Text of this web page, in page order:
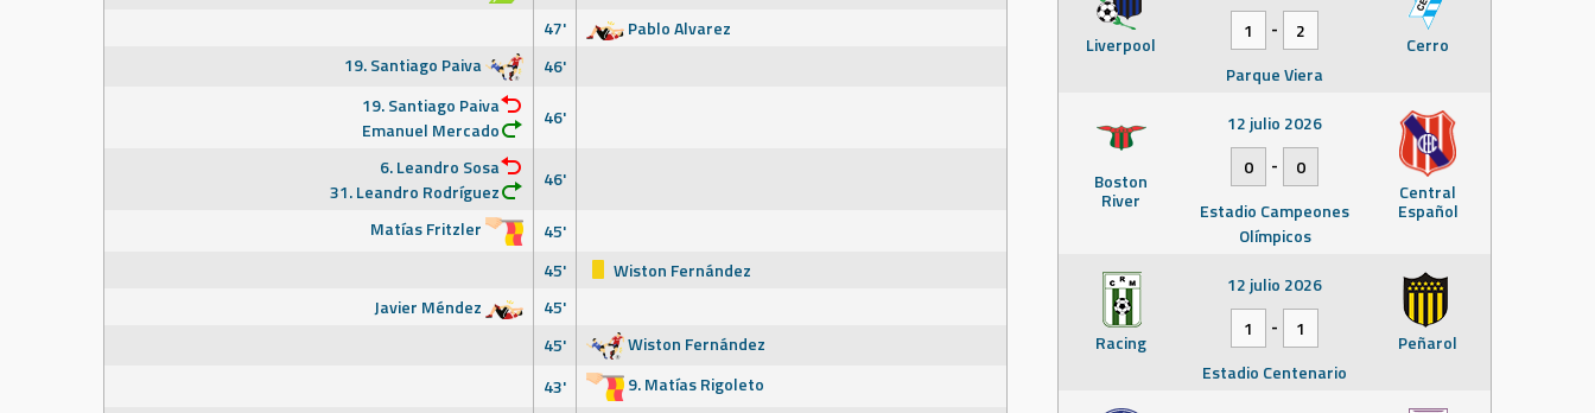
47'
Pablo Alvarez
19. Santiago Paiva
46'
19. Santiago Paiva
Emanuel Mercado
46'
6. Leandro Sosa
31. Leandro Rodríguez
46'
Matías Fritzler
45'
45'
Wiston Fernández
Javier Méndez
45'
45'
Wiston Fernández
43'
9. Matías Rigoleto
Liverpool Cerro
1
-
2
Parque Viera
Boston
River Central
Español
12 julio 2026
0
-
0
Estadio Campeones
Olímpicos
Racing Peñarol
12 julio 2026
1
-
1
Estadio Centenario